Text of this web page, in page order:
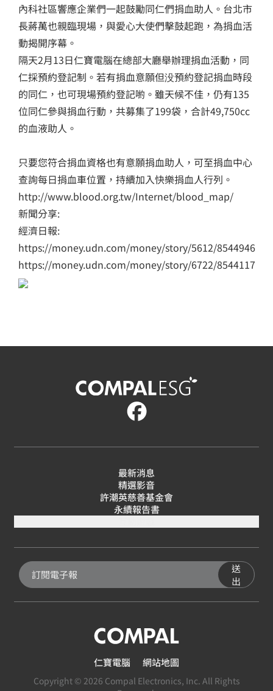
內科社區響應企業們一起鼓勵同仁們捐血助人。台北市
長蔣萬也親臨現場，與愛心大使們擊鼓起跑，為捐血活
動揭開序幕。
隔天2月13日仁寶電腦在總部大廳舉辦理捐血活動，同
仁採預約登記制。若有捐血意願但没預約登記捐血時段
的同仁，也可現場預約登記喲。雖天候不佳，仍有135
位同仁參與捐血行動，共募集了199袋，合計49,750cc
的血液助人。
只要您符合捐血資格也有意願捐血助人，可至捐血中心
查詢每日捐血車位置，持續加入快樂捐血人行列。
http://www.blood.org.tw/Internet/blood_map/
新聞分享:
經濟日報:
https://money.udn.com/money/story/5612/8544946
https://money.udn.com/money/story/6722/8544117
最新消息
精選影音
許潮英慈善基金會
永續報告書
送
出
仁寶電腦 網站地圖
Copyright © 2026 Compal Electronics, Inc. All Rights